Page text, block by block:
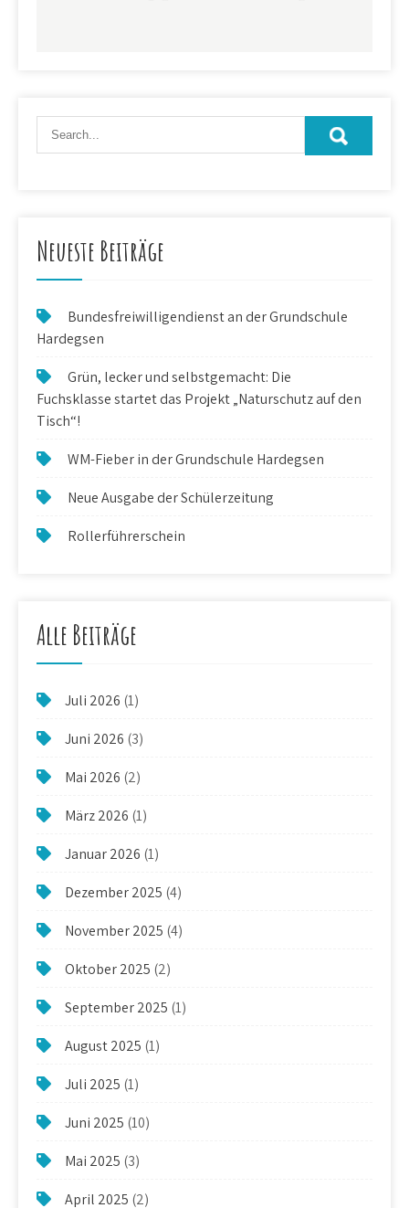
Neueste Beiträge
Bundesfreiwilligendienst an der Grundschule
Hardegsen
Grün, lecker und selbstgemacht: Die
Fuchsklasse startet das Projekt „Naturschutz auf den
Tisch“!
WM-Fieber in der Grundschule Hardegsen
Neue Ausgabe der Schülerzeitung
Rollerführerschein
Alle Beiträge
Juli 2026 (1)
Juni 2026 (3)
Mai 2026 (2)
März 2026 (1)
Januar 2026 (1)
Dezember 2025 (4)
November 2025 (4)
Oktober 2025 (2)
September 2025 (1)
August 2025 (1)
Juli 2025 (1)
Juni 2025 (10)
Mai 2025 (3)
April 2025 (2)